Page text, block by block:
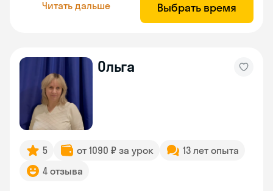
Читать дальше Выбрать время
Ольга
5 от 1090 ₽ за урок
13 лет опыта
4 отзыва